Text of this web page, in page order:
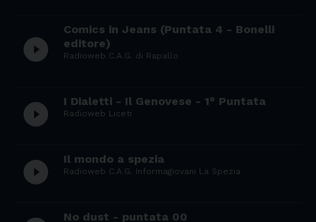
play_circle_filled
Comics in Jeans (Puntata 4 - Bonelli
editore)
Radioweb C.A.G. di Rapallo
play_circle_filled I Dialetti - Il Genovese - 1° Puntata
Radioweb Liceti
play_circle_filled Il mondo a spezia
Radioweb C.A.G. Informagiovani La Spezia
No dust - puntata 00